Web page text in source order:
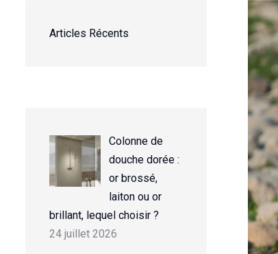
Articles Récents
Colonne de
douche dorée :
or brossé,
laiton ou or
brillant, lequel choisir ?
24 juillet 2026